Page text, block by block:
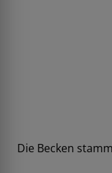
Die Becken